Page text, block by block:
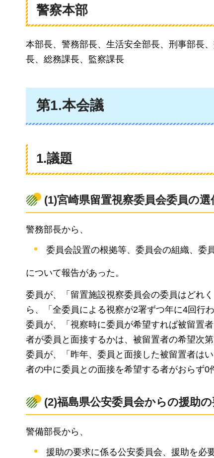
警察本部
本部長、警務部長、生活安全部長、刑事部長
長、総務課長、監察課長
第1.本会議
1.議題
(1)宮崎県留置視察委員会委員の
警務部長から、
委員会設置の根拠等、委員会の組織、委
について報告があった。
委員が、「留置施設視察委員会の委員はどれ
ら、「全委員による視察が2署ずつ年に4回行
委員が、「視察時に委員が希望すれば被留置
者が委員と面接するかは、被留置者の希望次
委員が、「昨年、委員と面接した被留置者は
者の中に委員との面接を希望する者がおらず0
(2)福島県公安委員会からの援助
警備部長から、
援助の要求に係る公安委員会、援助を必